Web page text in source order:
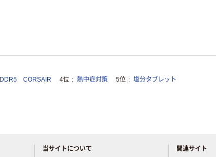
DDR5 CORSAIR 4位 熱中症対策 5位 塩分タブレット
当サイトについて
関連サイト